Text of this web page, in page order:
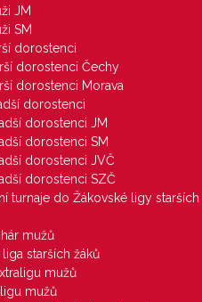
JM
SM
dorostenci
dorostenci Čechy
dorostenci Morava
dorostenci
dorostenci JM
dorostenci SM
dorostenci JVČ
dorostenci SZČ
turnaje do Žákovské ligy starších
mužů
starších žáků
mužů
mužů